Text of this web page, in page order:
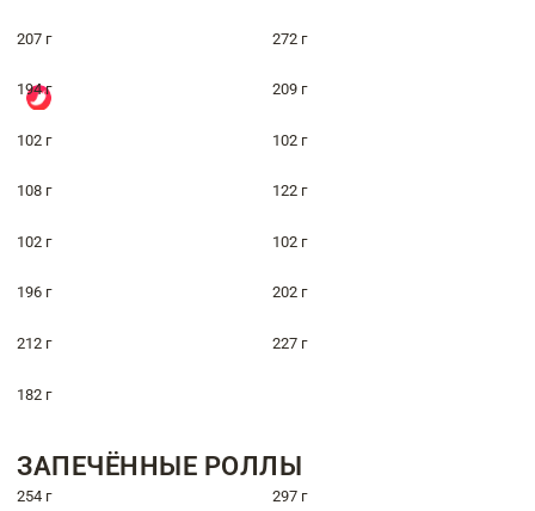
207 г 272 г
194 г 209 г
102 г 102 г
108 г 122 г
102 г 102 г
196 г 202 г
212 г 227 г
182 г
ЗАПЕЧЁННЫЕ РОЛЛЫ
254 г 297 г